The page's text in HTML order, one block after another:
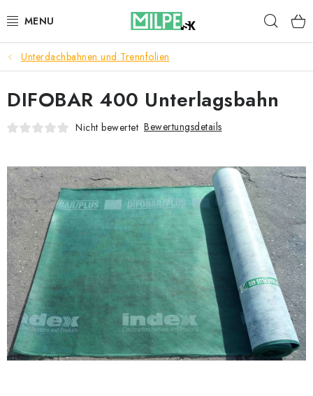
Inhalt
DACHFENSTER
DACHBODENTREPPE
HAUS UND GARTEN
BAU
BLOG
IMPRESSUM
Reklamationen und Rücksendungen
Richtlinien zur Verwendung von Cookies
Datenschutzerklärung
Allgemeinen Geschäftsbedingungen
Sitemap von Milpe.sk
Unterdachbahnen und Trennfolien
DIFOBAR 400 Unterlagsbahn
Nicht bewertet Bewertungsdetails